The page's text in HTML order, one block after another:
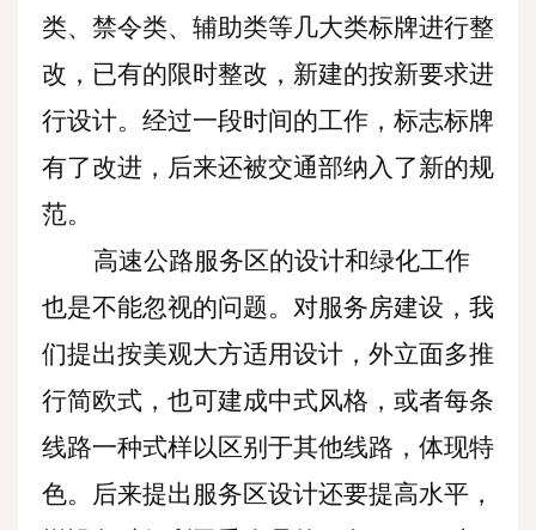
类、禁令类、辅助类等几大类标牌进行整
改，已有的限时整改，新建的按新要求进
行设计。经过一段时间的工作，标志标牌
有了改进，后来还被交通部纳入了新的规
范。
高速公路服务区的设计和绿化工作
也是不能忽视的问题。对服务房建设，我
们提出按美观大方适用设计，外立面多推
行简欧式，也可建成中式风格，或者每条
线路一种式样以区别于其他线路，体现特
色。后来提出服务区设计还要提高水平，